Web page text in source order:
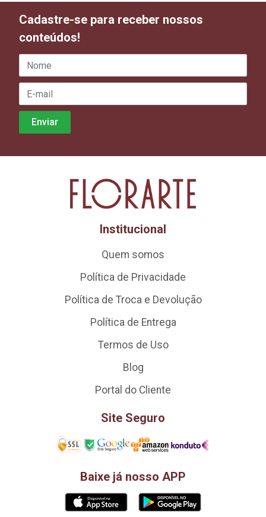
Cadastre-se para receber nossos
conteúdos!
Institucional
Quem somos
Política de Privacidade
Política de Troca e Devolução
Política de Entrega
Termos de Uso
Blog
Portal do Cliente
Site Seguro
Baixe já nosso APP